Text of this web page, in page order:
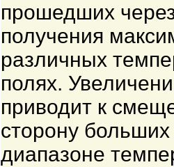
прошедших
получения
различных
полях.
приводит к
сторону
диапазоне